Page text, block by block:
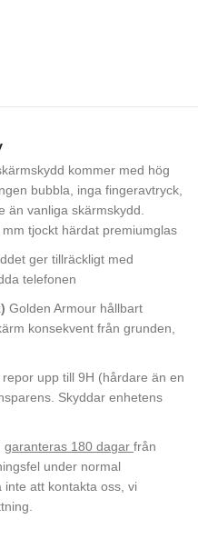
kommer med hög
bubbla, inga fingeravtryck,
än vanliga skärmskydd.
tjockt härdat premiumglas
ger tillräckligt med
telefonen
Golden Armour hållbart
konsekvent från grunden,
repor upp till 9H (hårdare än en
Skyddar enhetens
garanteras 180 dagarfrån
under normal
inte att kontakta oss, vi